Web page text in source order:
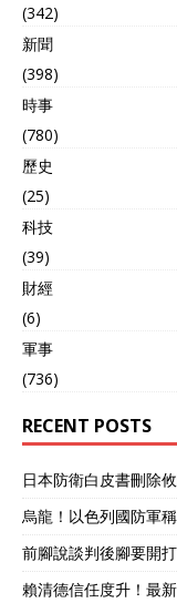
(342)
新聞
(398)
時事
(780)
歷史
(25)
科技
(39)
財經
(6)
軍事
(736)
RECENT POSTS
日本防衛白皮書刪除
烏龍！以色列國防軍
前腳說談判後腳要開
賴清德信任度升！最